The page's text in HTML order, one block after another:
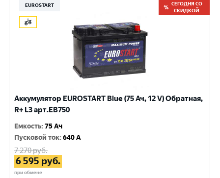
EUROSTART
СЕГОДНЯ СО
СКИДКОЙ
Аккумулятор EUROSTART Blue (75 Ач, 12 V) Обратная,
R+ L3 арт.EB750
Емкость:75 Ач
Пусковой ток:640 A
7 270руб.
6 595 руб.
при обмене